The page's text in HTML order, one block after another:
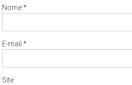
Nome*
E-mail*
Site